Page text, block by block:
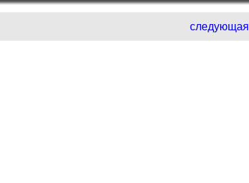
следующая